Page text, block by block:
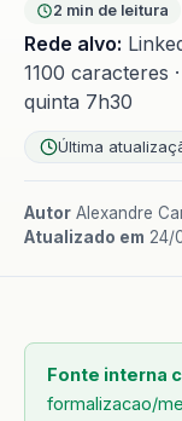
2 min de leitura
Rede alvo:
1100 caracteres ·
quinta 7h30
Última
Autor Alexandre
Atualizado em 24/
Fonte interna
formalizacao/